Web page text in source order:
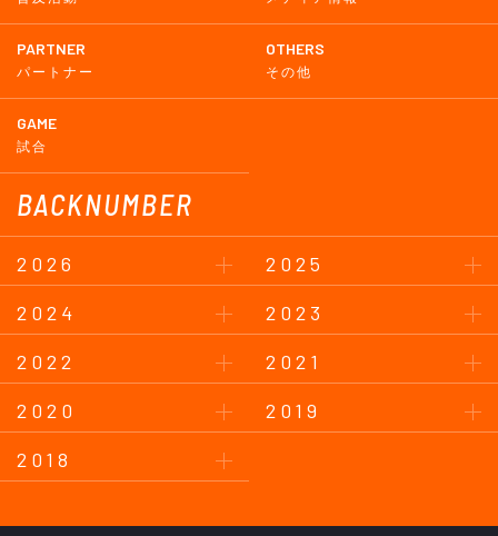
PARTNER
パートナー
OTHERS
その他
GAME
試合
BACKNUMBER
2026
2025
2024
2023
2022
2021
2020
2019
2018